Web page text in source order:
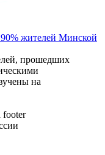
жителей Минской
прошедших
на